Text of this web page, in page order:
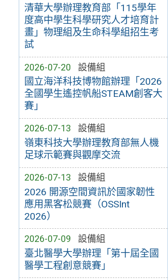
清華大學辦理教育部「115學年
度高中學生科學研究人才培育計
畫」物理組及生命科學組招生考
試
2026-07-20 設備組
國立海洋科技博物館辦理「2026
全國學生遙控帆船STEAM創客大
賽」
2026-07-13 設備組
嶺東科技大學辦理教育部無人機
足球示範賽與觀摩交流
2026-07-13 設備組
2026 開源空間資訊於國家韌性
應用黑客松競賽（OSSInt
2026）
2026-07-09 設備組
臺北醫學大學辦理「第十屆全國
醫學工程創意競賽」